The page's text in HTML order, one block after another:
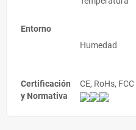
Entorno
Humedad
Certificación
y Normativa
CE, RoHs, FCC